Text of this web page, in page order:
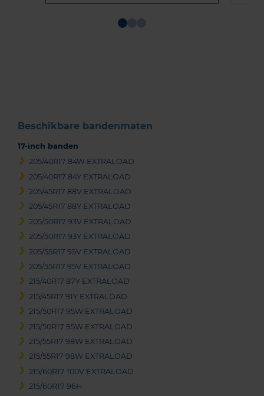
Beschikbare bandenmaten
17-inch banden
205/40R17 84W EXTRALOAD
205/40R17 84Y EXTRALOAD
205/45R17 88V EXTRALOAD
205/45R17 88Y EXTRALOAD
205/50R17 93V EXTRALOAD
205/50R17 93Y EXTRALOAD
205/55R17 95V EXTRALOAD
205/55R17 95V EXTRALOAD
215/40R17 87Y EXTRALOAD
215/45R17 91Y EXTRALOAD
215/50R17 95W EXTRALOAD
215/50R17 95W EXTRALOAD
215/55R17 98W EXTRALOAD
215/55R17 98W EXTRALOAD
215/60R17 100V EXTRALOAD
215/60R17 96H